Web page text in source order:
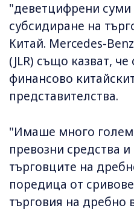
"деветцифрени суми
субсидиране на
Китай. Mercedes-
(JLR) също казват,
финансово
представителства.
"Имаше много
превозни средства
търговците на
поредица от
търговия на дребно